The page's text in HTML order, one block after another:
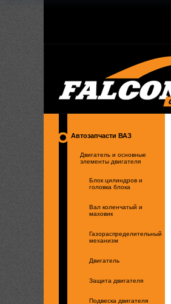
Автозапчасти ВАЗ
Двигатель и основные
элементы двигателя
Блок цилиндров и
головка блока
Вал коленчатый и
маховик
Газораспределительный
механизм
Двигатель
Защита двигателя
Подвеска двигателя